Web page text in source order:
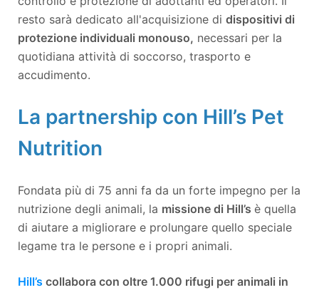
resto sarà dedicato all'acquisizione di dispositivi di
protezione individuali monouso, necessari per la
quotidiana attività di soccorso, trasporto e
accudimento.
La partnership con Hill’s Pet
Nutrition
Fondata più di 75 anni fa da un forte impegno per la
nutrizione degli animali, la missione di Hill’s è quella
di aiutare a migliorare e prolungare quello speciale
legame tra le persone e i propri animali.
Hill’s collabora con oltre 1.000 rifugi per animali in